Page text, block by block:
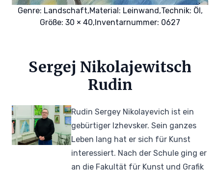
Genre: Landschaft,Material: Leinwand,Technik: Öl,
Größe: 30 × 40, Inventarnummer: 0627
Sergej Nikolajewitsch
Rudin
Rudin Sergey Nikolayevich ist ein
gebürtiger Izhevsker. Sein ganzes
Leben lang hat er sich für Kunst
interessiert. Nach der Schule ging er
an die Fakultät für Kunst und Grafik